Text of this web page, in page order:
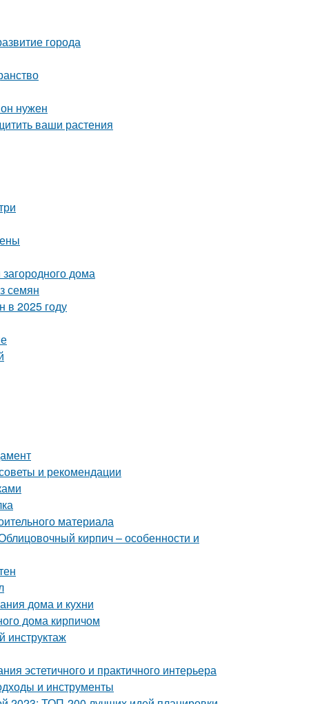
города
нужен
ваши растения
дома
семян
в 2025 году
и рекомендации
материала
кирпич – особенности и
дома и кухни
дома кирпичом
инструктаж
эстетичного и практичного интерьера
и инструменты